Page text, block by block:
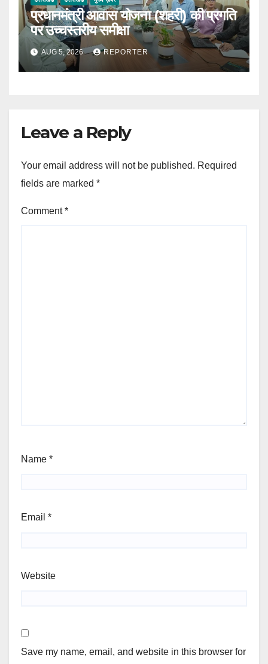
प्रधानमंत्री आवास योजना (शहरी) की प्रगति
पर उच्चस्तरीय समीक्षा
AUG 5, 2026 REPORTER
Leave a Reply
Your email address will not be published. Required
fields are marked *
Comment*
Name *
Email *
Website
Save my name, email, and website in this browser for